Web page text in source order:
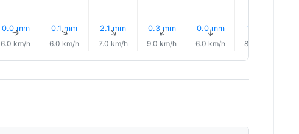
0.0 mm
↑
6.0 km/h
0.1 mm
↑
6.0 km/h
2.1 mm
↑
7.0 km/h
0.3 mm
↑
9.0 km/h
0.0 mm
↑
6.0 km/h
1.1 mm
8.0 km/h